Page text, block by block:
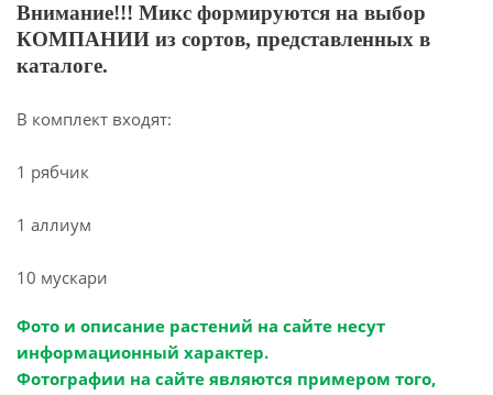
Внимание!!! Микс формируются на выбор
КОМПАНИИ из сортов, представленных в
каталоге.
В комплект входят:
1 рябчик
1 аллиум
10 мускари
Фото и описание растений на сайте несут
информационный характер.
Фотографии на сайте являются примером того,